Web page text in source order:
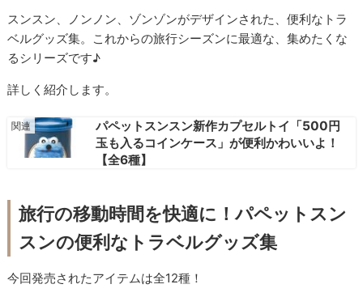
スンスン、ノンノン、ゾンゾンがデザインされた、便利なトラ
ベルグッズ集。これからの旅行シーズンに最適な、集めたくな
るシリーズです♪
詳しく紹介します。
パペットスンスン新作カプセルトイ「500円
玉も入るコインケース」が便利かわいいよ！
【全6種】
旅行の移動時間を快適に！パペットスン
スンの便利なトラベルグッズ集
今回発売されたアイテムは全12種！